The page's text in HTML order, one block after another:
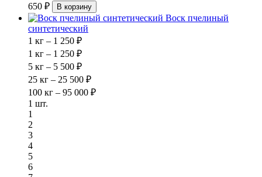
650 ₽
В корзину
Воск пчелиный
синтетический
1 кг – 1 250 ₽
1 кг – 1 250 ₽
5 кг – 5 500 ₽
25 кг – 25 500 ₽
100 кг – 95 000 ₽
1 шт.
1
2
3
4
5
6